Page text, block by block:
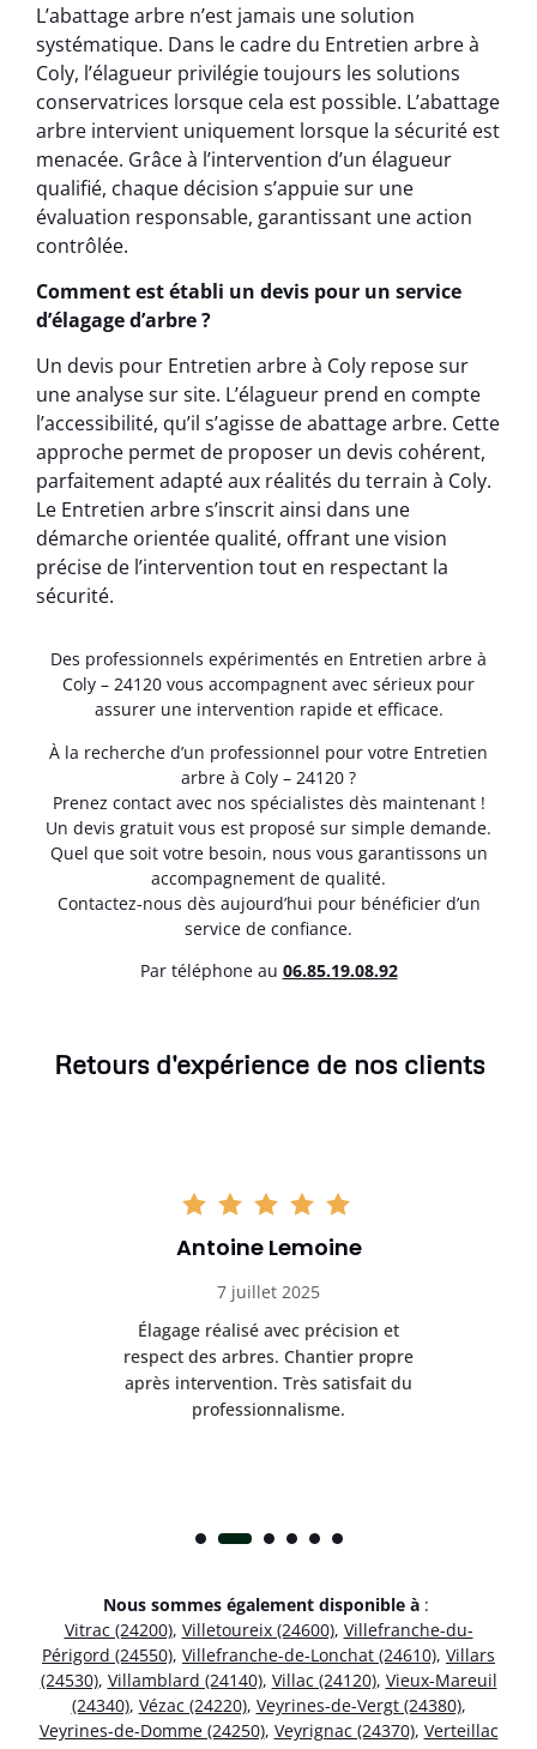
L’abattage arbre n’est jamais une solution
systématique. Dans le cadre du Entretien arbre à
Coly, l’élagueur privilégie toujours les solutions
conservatrices lorsque cela est possible. L’abattage
arbre intervient uniquement lorsque la sécurité est
menacée. Grâce à l’intervention d’un élagueur
qualifié, chaque décision s’appuie sur une
évaluation responsable, garantissant une action
contrôlée.
Comment est établi un devis pour un service
d’élagage d’arbre ?
Un devis pour Entretien arbre à Coly repose sur
une analyse sur site. L’élagueur prend en compte
l’accessibilité, qu’il s’agisse de abattage arbre. Cette
approche permet de proposer un devis cohérent,
parfaitement adapté aux réalités du terrain à Coly.
Le Entretien arbre s’inscrit ainsi dans une
démarche orientée qualité, offrant une vision
précise de l’intervention tout en respectant la
sécurité.
Des professionnels expérimentés en Entretien arbre à
Coly – 24120 vous accompagnent avec sérieux pour
assurer une intervention rapide et efficace.
À la recherche d’un professionnel pour votre Entretien
arbre à Coly – 24120 ?
Prenez contact avec nos spécialistes dès maintenant !
Un devis gratuit vous est proposé sur simple demande.
Quel que soit votre besoin, nous vous garantissons un
accompagnement de qualité.
Contactez-nous dès aujourd’hui pour bénéficier d’un
service de confiance.
Par téléphone au 06.85.19.08.92
Retours d'expérience de nos clients
Antoine Lemoine
7 juillet 2025
Élagage réalisé avec précision et
respect des arbres. Chantier propre
après intervention. Très satisfait du
professionnalisme.
Nous sommes également disponible à :
Vitrac (24200), Villetoureix (24600), Villefranche-du-
Périgord (24550), Villefranche-de-Lonchat (24610), Villars
(24530), Villamblard (24140), Villac (24120), Vieux-Mareuil
(24340), Vézac (24220), Veyrines-de-Vergt (24380),
Veyrines-de-Domme (24250), Veyrignac (24370), Verteillac